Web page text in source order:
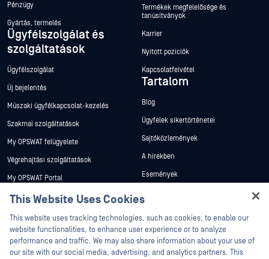
Pénzügy
Gyártás, termelés
Ügyfélszolgálat és
szolgáltatások
Ügyfélszolgálat
Új bejelentés
Műszaki ügyfélkapcsolat-kezelés
Szakmai szolgáltatások
My OPSWAT felügyelete
Végrehajtási szolgáltatások
My OPSWAT Portal
Műszaki dokumentáció
Képzések
Biztonsági sebezhetőségi program
Partnerek
Termékek megfelelősége és
tanúsítványok
Karrier
Nyitott pozíciók
Kapcsolatfelvétel
Tartalom
Blog
Ügyfelek sikertörténetei
Sajtóközlemények
A hírekben
Események
Fehér könyvek
This Website Uses Cookies
This website uses tracking technologies, such as cookies, to enable our
website functionalities, to enhance user experience or to analyze
performance and traffic. We may also share information about your use of
our site with our social media, advertising, and analytics partners. This
Hey there!
I'm Ozzy, your OPSWAT virtual assistant.
How can I help you secure what's critical
today?